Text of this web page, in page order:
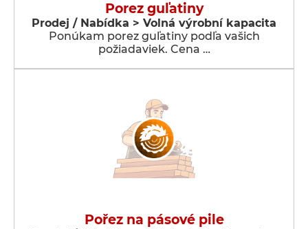
Porez guľatiny
Prodej / Nabídka > Volná výrobní kapacita
Ponúkam porez guľatiny podľa vašich
požiadaviek. Cena …
Pořez na pásové pile